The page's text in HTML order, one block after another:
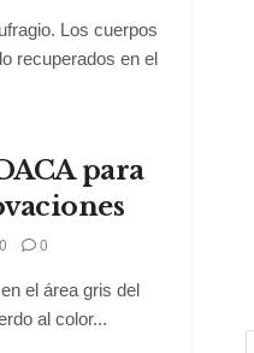
Los cuerpos
recuperados en el
para
0
el área gris del
al color...